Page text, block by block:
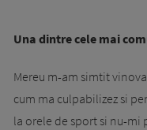
Una dintre cele mai
Mereu m-am simtit
cum ma culpabilizez si
la orele de sport si nu-mi